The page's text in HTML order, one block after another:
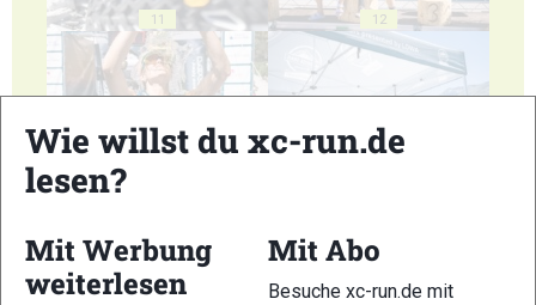
11 12
Wie willst du xc-run.de
lesen?
Mit Werbung
weiterlesen
Mit Abo
Besuche xc-run.de mit